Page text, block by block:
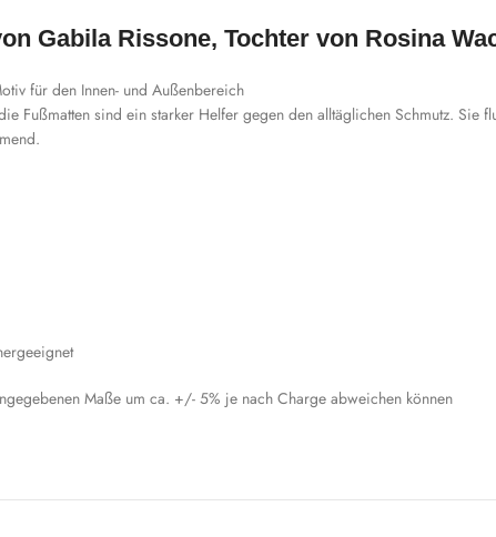
Gabila Rissone, Tochter von Rosina
für den Innen- und Außenbereich
Fußmatten sind ein starker Helfer gegen den alltäglichen Schmutz.
Maße um ca. +/- 5% je nach Charge abweichen können